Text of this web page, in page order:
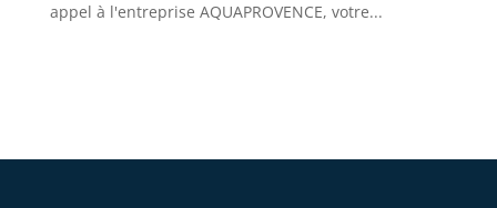
appel à l'entreprise AQUAPROVENCE, votre...